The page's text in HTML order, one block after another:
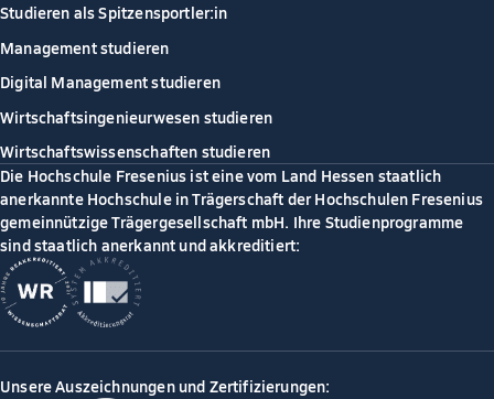
Studieren als Spitzensportler:in
Management studieren
Digital Management studieren
Wirtschaftsingenieurwesen studieren
Wirtschaftswissenschaften studieren
Die Hochschule Fresenius ist eine vom Land Hessen staatlich
anerkannte Hochschule in Trägerschaft der Hochschulen Fresenius
gemeinnützige Trägergesellschaft mbH. Ihre Studienprogramme
sind staatlich anerkannt und akkreditiert:
Unsere Auszeichnungen und Zertifizierungen: